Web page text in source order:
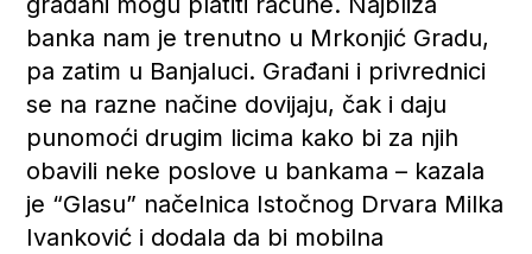
banka nam je trenutno u Mrkonjić Gradu,
pa zatim u Banjaluci. Građani i privrednici
se na razne načine dovijaju, čak i daju
punomoći drugim licima kako bi za njih
obavili neke poslove u bankama – kazala
je “Glasu” načelnica Istočnog Drvara Milka
Ivanković i dodala da bi mobilna